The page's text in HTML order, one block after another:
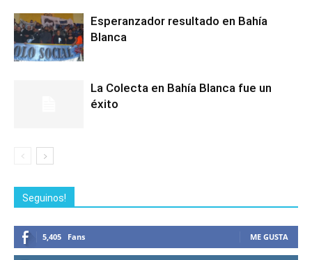
Esperanzador resultado en Bahía
Blanca
La Colecta en Bahía Blanca fue un
éxito
Seguinos!
5,405 Fans ME GUSTA